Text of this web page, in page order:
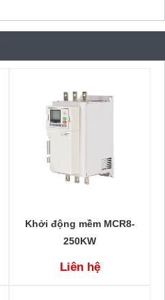
Khởi động mềm MCR8-
250KW
Liên hệ